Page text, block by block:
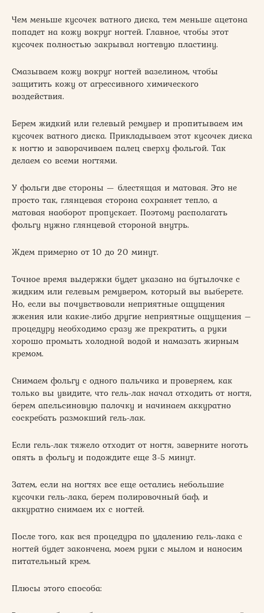
Чем меньше кусочек ватного диска, тем меньше ацетона
попадет на кожу вокруг ногтей. Главное, чтобы этот
кусочек полностью закрывал ногтевую пластину.
Смазываем кожу вокруг ногтей вазелином, чтобы
защитить кожу от агрессивного химического
воздействия.
Берем жидкий или гелевый ремувер и пропитываем им
кусочек ватного диска. Прикладываем этот кусочек диска
к ногтю и заворачиваем палец сверху фольгой. Так
делаем со всеми ногтями.
У фольги две стороны — блестящая и матовая. Это не
просто так, глянцевая сторона сохраняет тепло, а
матовая наоборот пропускает. Поэтому располагать
фольгу нужно глянцевой стороной внутрь.
Ждем примерно от 10 до 20 минут.
Точное время выдержки будет указано на бутылочке с
жидким или гелевым ремувером, который вы выберете.
Но, если вы почувствовали неприятные ощущения
жжения или какие-либо другие неприятные ощущения –
процедуру необходимо сразу же прекратить, а руки
хорошо промыть холодной водой и намазать жирным
кремом.
Снимаем фольгу с одного пальчика и проверяем, как
только вы увидите, что гель-лак начал отходить от ногтя,
берем апельсиновую палочку и начинаем аккуратно
соскребать размокший гель-лак.
Если гель-лак тяжело отходит от ногтя, заверните ноготь
опять в фольгу и подождите еще 3-5 минут.
Затем, если на ногтях все еще остались небольшие
кусочки гель-лака, берем полировочный баф, и
аккуратно снимаем их с ногтей.
После того, как вся процедура по удалению гель-лака с
ногтей будет закончена, моем руки с мылом и наносим
питательный крем.
Плюсы этого способа: